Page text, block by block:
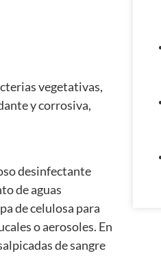
vegetativas,
y corrosiva,
desinfectante
de aguas
de celulosa para
o aerosoles. En
de sangre